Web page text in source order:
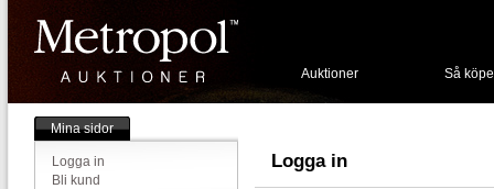
Auktioner Så
Mina sidor
Logga in
Bli kund
Logga in